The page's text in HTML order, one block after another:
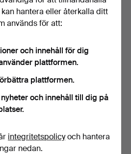
BOCKBORD, allmoge,
9 dagar
Utvalt
föremål
hantera eller återkalla ditt
används för att:
och innehåll för dig
plattformen.
plattformen.
och innehåll till dig på
integritetspolicyoch hantera
nedan.